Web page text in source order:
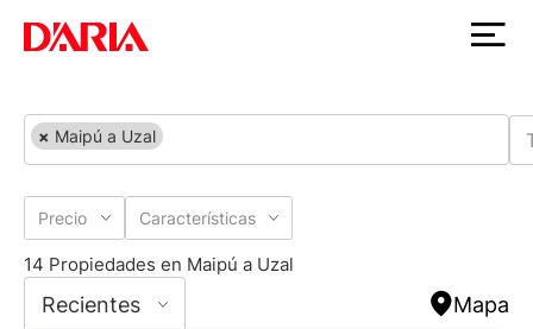
× Maipú a Uzal
Precio Características
14 Propiedades en Maipú a Uzal
Recientes Mapa